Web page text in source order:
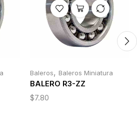
Baleros, Baleros Miniatura
BALERO R3-ZZ
$7.80